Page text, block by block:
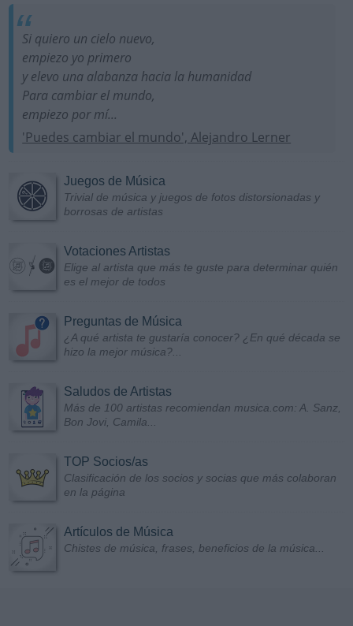
Si quiero un cielo nuevo,
empiezo yo primero
y elevo una alabanza hacia la humanidad
Para cambiar el mundo,
empiezo por mí...
'Puedes cambiar el mundo', Alejandro Lerner
Juegos de Música
Trivial de música y juegos de fotos distorsionadas y
borrosas de artistas
Votaciones Artistas
Elige al artista que más te guste para determinar quién
es el mejor de todos
Preguntas de Música
¿A qué artista te gustaría conocer? ¿En qué década se
hizo la mejor música?...
Saludos de Artistas
Más de 100 artistas recomiendan musica.com: A. Sanz,
Bon Jovi, Camila...
TOP Socios/as
Clasificación de los socios y socias que más colaboran
en la página
Artículos de Música
Chistes de música, frases, beneficios de la música...